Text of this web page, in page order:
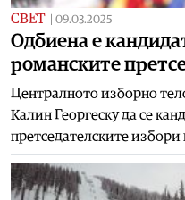
СВЕТ 09.03.2025
Одбиена е
романските
Централното изборно
Калин Георгеску да се
претседателските